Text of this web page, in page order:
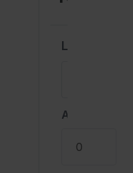
Lederhose
Aantal